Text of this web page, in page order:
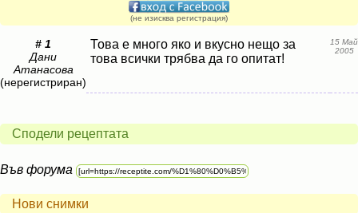
(не изисква регистрация)
# 1
Дани
Атанасова
(нерегистриран)
Това е много яко и вкусно нещо за
това всички трябва да го опитат!
15 Май
2005
Сподели рецептата
Във форума
Нови снимки